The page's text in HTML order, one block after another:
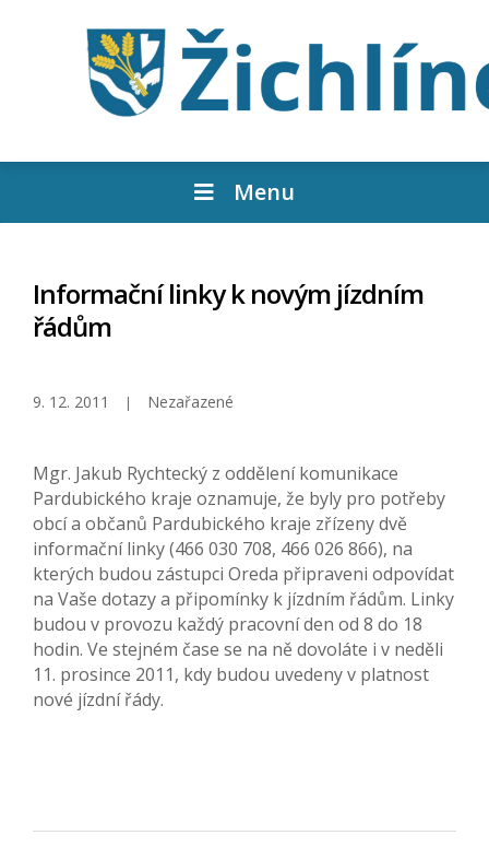
Menu
Informační linky k novým jízdním
řádům
9. 12. 2011 Nezařazené
Mgr. Jakub Rychtecký z oddělení komunikace
Pardubického kraje oznamuje, že byly pro potřeby
obcí a občanů Pardubického kraje zřízeny dvě
informační linky (466 030 708, 466 026 866), na
kterých budou zástupci Oreda připraveni odpovídat
na Vaše dotazy a připomínky k jízdním řádům. Linky
budou v provozu každý pracovní den od 8 do 18
hodin. Ve stejném čase se na ně dovoláte i v neděli
11. prosince 2011, kdy budou uvedeny v platnost
nové jízdní řády.